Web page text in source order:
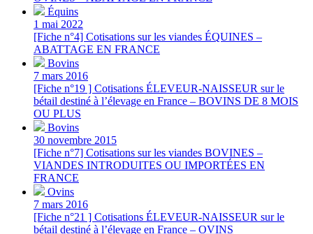
Équins
1 mai 2022
[Fiche n°4] Cotisations sur les viandes ÉQUINES –
ABATTAGE EN FRANCE
Bovins
7 mars 2016
[Fiche n°19 ] Cotisations ÉLEVEUR-NAISSEUR sur le
bétail destiné à l’élevage en France – BOVINS DE 8 MOIS
OU PLUS
Bovins
30 novembre 2015
[Fiche n°7] Cotisations sur les viandes BOVINES –
VIANDES INTRODUITES OU IMPORTÉES EN
FRANCE
Ovins
7 mars 2016
[Fiche n°21 ] Cotisations ÉLEVEUR-NAISSEUR sur le
bétail destiné à l’élevage en France – OVINS